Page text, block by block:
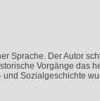
Sprache. Der Autor
Vorgänge das
Sozialgeschichte